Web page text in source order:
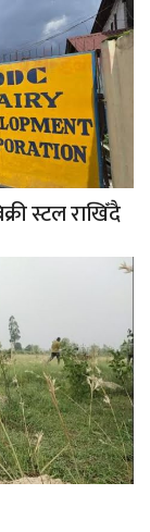
स्टल राखिँदै